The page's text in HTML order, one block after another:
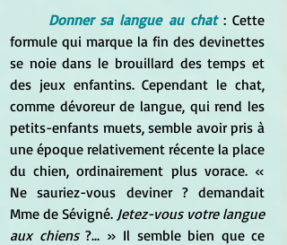
Donner sa langue au chat : Cette
formule qui marque la fin des devinettes
se noie dans le brouillard des temps et
des jeux enfantins. Cependant le chat,
comme dévoreur de langue, qui rend les
petits-enfants muets, semble avoir pris à
une époque relativement récente la place
du chien, ordinairement plus vorace. «
Ne sauriez-vous deviner ? demandait
Mme de Sévigné. Jetez-vous votre langue
aux chiens ?... » Il semble bien que ce